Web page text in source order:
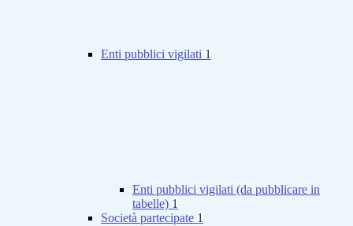
Enti pubblici vigilati 1
Enti pubblici vigilati (da pubblicare in
tabelle) 1
Società partecipate 1